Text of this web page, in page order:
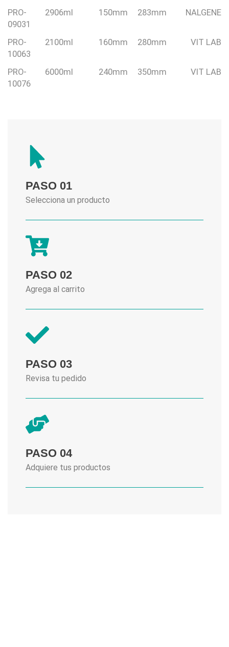
PRO-
09031
2906ml 150mm 283mm NALGENE
PRO-
10063
2100ml 160mm 280mm VIT LAB
PRO-
10076
6000ml 240mm 350mm VIT LAB
PASO 01
Selecciona un producto
PASO 02
Agrega al carrito
PASO 03
Revisa tu pedido
PASO 04
Adquiere tus productos